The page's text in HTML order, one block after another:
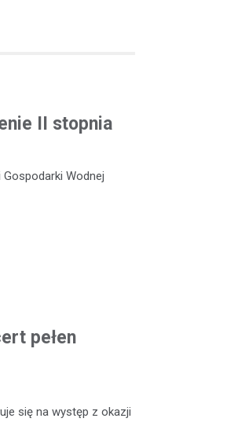
II stopnia
Wodnej
pełen
się na występ z okazji